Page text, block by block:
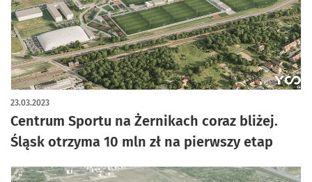
Centrum Sportu na Żernikach coraz bliżej.
Śląsk otrzyma 10 mln zł na pierwszy etap
23.03.2023